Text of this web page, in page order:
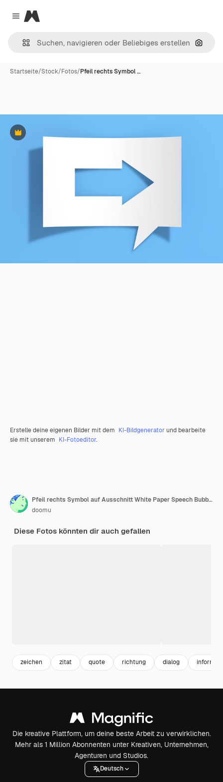
Close menu
Magnific
Nach
Startseite/Stock/Fotos/Pfeil rechts Symbol …
Premium
Erstelle deine eigenen Bilder mit dem KI-Bildgenerator und bearbeite
sie mit unserem KI-Fotoeditor.
Pfeil rechts Symbol auf Ausschnitt White Paper Speech Bubble 3D-Rendering
doomu
Diese Fotos könnten dir auch gefallen
zeichen zitat quote richtung dialog
Die kreative Plattform, um deine beste Arbeit zu verwirklichen.
Mehr als 1 Million Abonnenten unter Kreativen, Unternehmen,
Agenturen und Studios.
Deutsch